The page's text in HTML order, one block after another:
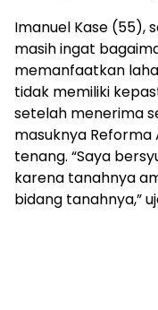
Imanuel Kase (55),
masih ingat
memanfaatkan
tidak memiliki
setelah menerima
masuknya Reforma
tenang. “Saya
karena tanahnya
bidang tanahnya,”